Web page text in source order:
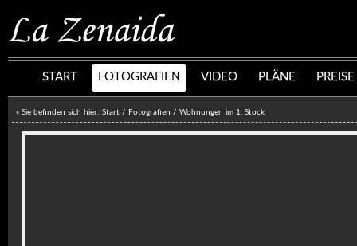
START FOTOGRAFIEN VIDEO PLÄNE PREISE
« Sie befinden sich hier: Start / Fotografien / Wohnungen im 1. Stock